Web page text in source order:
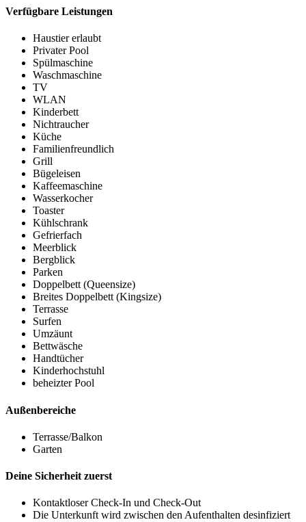
Verfügbare Leistungen
Haustier erlaubt
Privater Pool
Spülmaschine
Waschmaschine
TV
WLAN
Kinderbett
Nichtraucher
Küche
Familienfreundlich
Grill
Bügeleisen
Kaffeemaschine
Wasserkocher
Toaster
Kühlschrank
Gefrierfach
Meerblick
Bergblick
Parken
Doppelbett (Queensize)
Breites Doppelbett (Kingsize)
Terrasse
Surfen
Umzäunt
Bettwäsche
Handtücher
Kinderhochstuhl
beheizter Pool
Außenbereiche
Terrasse/Balkon
Garten
Deine Sicherheit zuerst
Kontaktloser Check-In und Check-Out
Die Unterkunft wird zwischen den Aufenthalten desinfiziert